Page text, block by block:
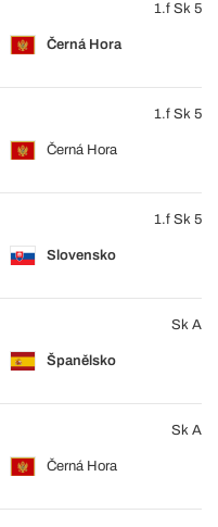
Černá Hora
1.f Sk 5
Černá Hora
1.f Sk 5
Slovensko
1.f Sk 5
Španělsko
Sk A
Černá Hora
Sk A